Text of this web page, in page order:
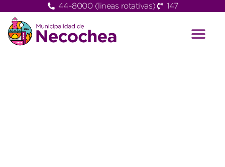
44-8000 (lineas rotativas) 147